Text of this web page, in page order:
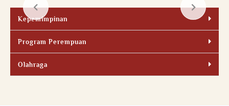
Kepemimpinan
Program Perempuan
Olahraga